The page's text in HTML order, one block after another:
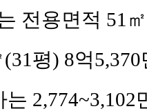
전용면적 51
평) 8억
2,774~3,102